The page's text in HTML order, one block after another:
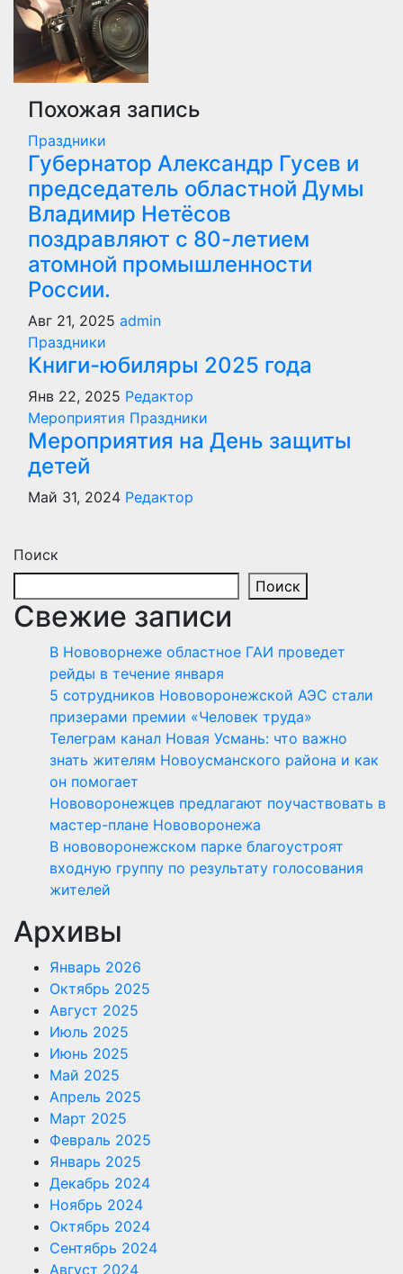
Похожая запись
Праздники
Губернатор Александр Гусев и
председатель областной Думы
Владимир Нетёсов
поздравляют с 80-летием
атомной промышленности
России.
Авг 21, 2025 admin
Праздники
Книги-юбиляры 2025 года
Янв 22, 2025 Редактор
Мероприятия Праздники
Мероприятия на День защиты
детей
Май 31, 2024 Редактор
Поиск
Поиск
Свежие записи
В Нововорнеже областное ГАИ проведет
рейды в течение января
5 сотрудников Нововоронежской АЭС стали
призерами премии «Человек труда»
Телеграм канал Новая Усмань: что важно
знать жителям Новоусманского района и как
он помогает
Нововоронежцев предлагают поучаствовать в
мастер-плане Нововоронежа
В нововоронежском парке благоустроят
входную группу по результату голосования
жителей
Архивы
Январь 2026
Октябрь 2025
Август 2025
Июль 2025
Июнь 2025
Май 2025
Апрель 2025
Март 2025
Февраль 2025
Январь 2025
Декабрь 2024
Ноябрь 2024
Октябрь 2024
Сентябрь 2024
Август 2024